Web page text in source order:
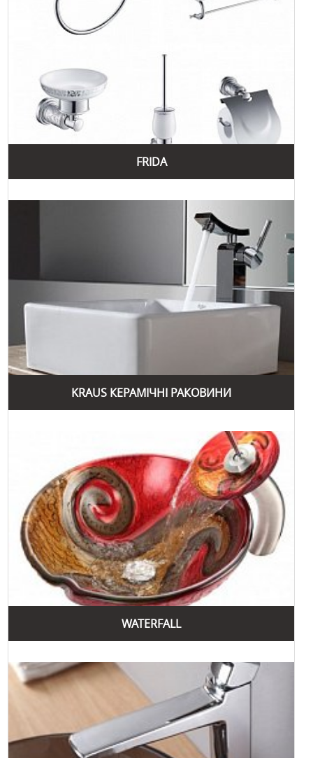
витримує тривалий термін експлуатації та зберігає свій
первісний вигляд.
бренду Kraus. Компанія постійно вдосконалює свої
виробничі процеси, впроваджуючи нові технології та
розробки. Це дозволяє створювати продукцію з високою
точністю та функціональністю, що відповідає потребам
сучасних споживачів. Наприклад, змішувачі Kraus
обладнані інноваційними картриджами, що забезпечують
плавну роботу та довговічність.
Крім того, Kraus приділяє велику увагу екологічній
відповідальності. Використання екологічно чистих
дозволяє зменшити вплив на навколишнє середовище та
забезпечити безпечність продукції для здоров'я
споживачів. Це робить продукцію Kraus не лише
привабливою, але й екологічно безпечною.
Бренд Kraus пропонує кілька популярних колекцій, кожна
з яких має свої унікальні особливості, що поєднують
високу якість, інноваційні технології та естетичний дизайн.
Ось деякі з найпопулярніших колекцій Kraus.
Одна з найпопулярніших колекцій – "Kore Workstation". Ця
колекція включає кухонні раковини з інтегрованими
аксесуарами, такими як обробні дошки, ситечка та
функціональністю та сучасним дизайном, що ідеально
підходить для будь-якої кухні. "Kore Workstation"
Колекція "Arlo" створена для тих, хто цінує комфорт та
сучасний стиль. Ця колекція включає змішувачі для кухні
та ванної кімнати з елегантним дизайном та
функціональними рішеннями. Вироби з колекції "Arlo"
поєднують у собі високу якість матеріалів та інноваційні
технології, що забезпечують зручність у користуванні та
довговічність.
Ще одна популярна колекція – "Indio". Вона включає
кухонні раковини з мінімалістичним дизайном. "Indio"
відзначається чіткими лініями та сучасними формами, що
додає кухні елегантності та стилю. Ця колекція підходить
для тих, хто шукає сучасні рішення для своєї кухні.
досвіду, Kraus продовжує залишатися одним із провідних
брендів на ринку сантехніки, пропонуючи клієнтам
найкращі рішення для кухонь та ванних кімнат.
FRIDA
KRAUS КЕРАМІЧНІ РАКОВИНИ
WATERFALL